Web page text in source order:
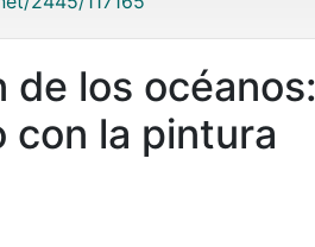
de los océanos:
con la pintura